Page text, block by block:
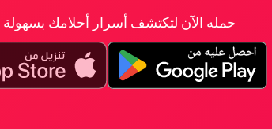
حمله الآن لتكتشف أسرار أحلامك بسهولة